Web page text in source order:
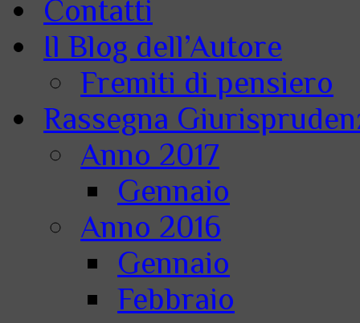
Contatti
Il Blog dell’Autore
Fremiti di pensiero
Rassegna
Anno 2017
Gennaio
Anno 2016
Gennaio
Febbraio